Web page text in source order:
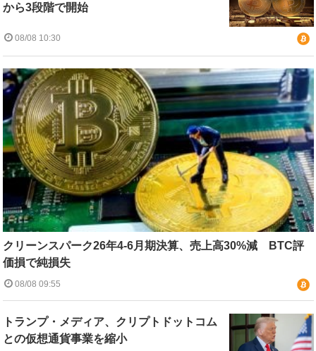
から3段階で開始
08/08 10:30
クリーンスパーク26年4-6月期決算、売上高30%減 BTC評
価損で純損失
08/08 09:55
トランプ・メディア、クリプトドットコム
との仮想通貨事業を縮小